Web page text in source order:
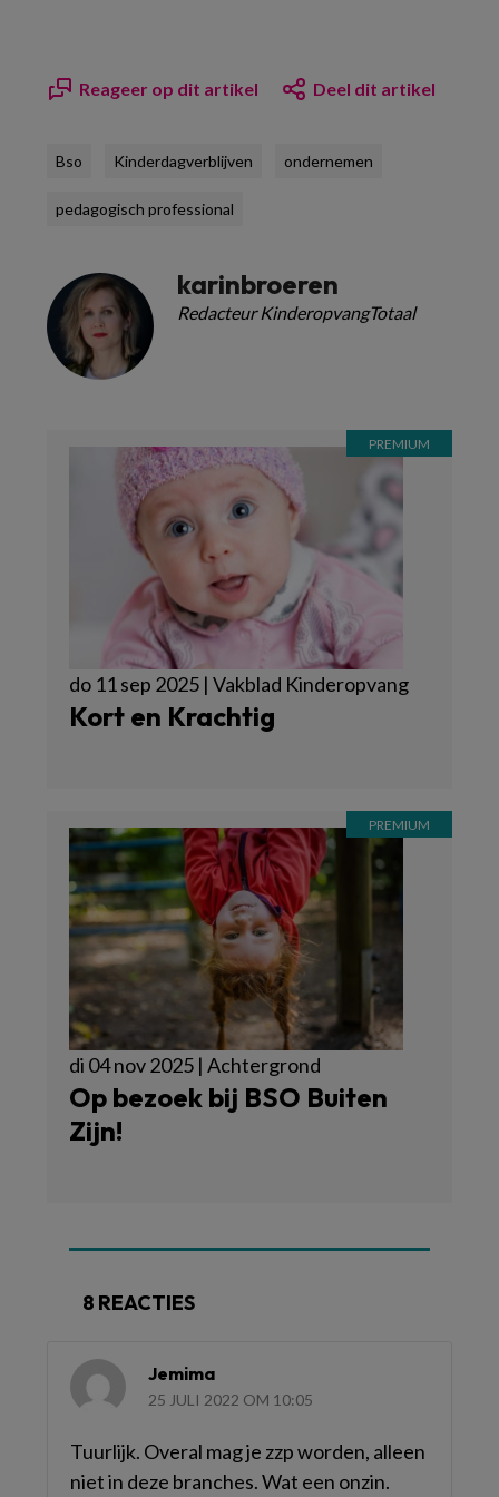
Reageer op dit artikel Deel dit artikel
Bso Kinderdagverblijven ondernemen
pedagogisch professional
karinbroeren
Redacteur KinderopvangTotaal
do 11 sep 2025 | Vakblad Kinderopvang
Kort en Krachtig
di 04 nov 2025 | Achtergrond
Op bezoek bij BSO Buiten
Zijn!
8 REACTIES
Jemima
25 JULI 2022 OM 10:05
Tuurlijk. Overal mag je zzp worden, alleen
niet in deze branches. Wat een onzin.